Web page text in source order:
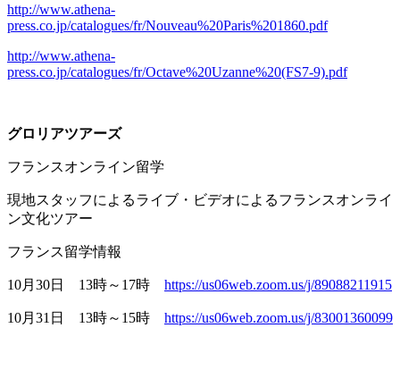
http://www.athena-
press.co.jp/catalogues/fr/Nouveau%20Paris%201860.pdf
http://www.athena-
press.co.jp/catalogues/fr/Octave%20Uzanne%20(FS7-9).pdf
グロリアツアーズ
フランスオンライン留学
現地スタッフによるライブ・ビデオによるフランスオンライ
ン文化ツアー
フランス留学情報
10月 30日 13時～ 17時 https://us06web.zoom.us/j/89088211915
10月 31 日 13時～ 15時 https://us06web.zoom.us/j/83001360099